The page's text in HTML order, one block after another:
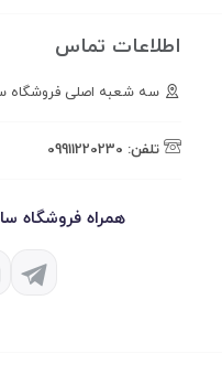
اطلاعات تماس
سه شعبه اصلی فروشگاه
تلفن: 09911220230
همراه فروشگاه